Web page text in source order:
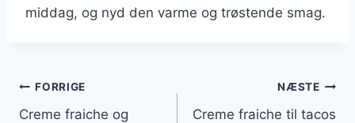
middag, og nyd den varme og trøstende smag.
Indlægsnavigation
FORRIGE
Creme fraiche og
NÆSTE
Creme fraiche til tacos